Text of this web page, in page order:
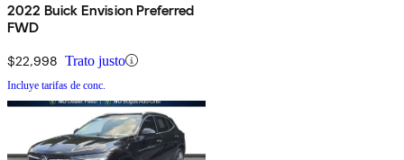
2022 Buick Envision Preferred
FWD
$22,998 Trato justo
Incluye tarifas de conc.